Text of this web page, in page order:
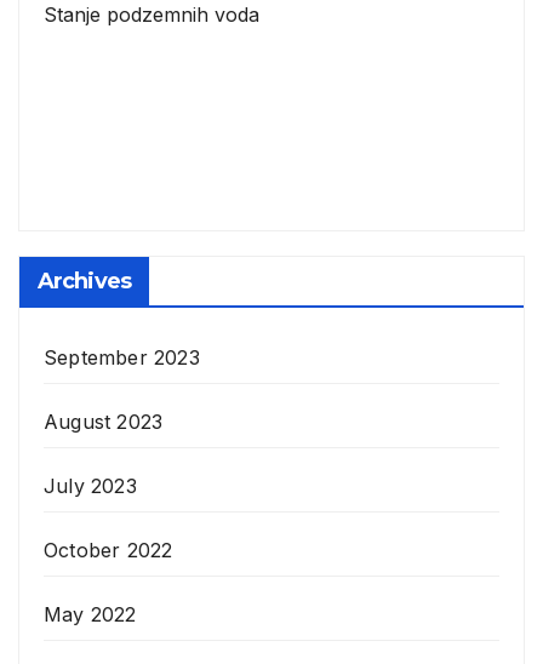
Stanje podzemnih voda
Archives
September 2023
August 2023
July 2023
October 2022
May 2022